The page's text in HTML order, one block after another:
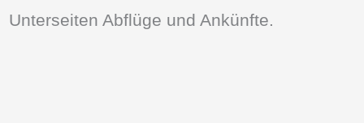
Unterseiten Abflüge und Ankünfte.